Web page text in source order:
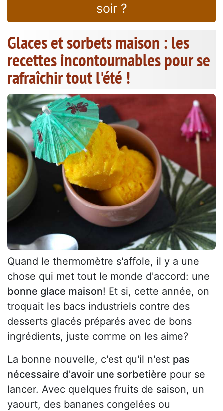
soir ?
Glaces et sorbets maison : les
recettes incontournables pour se
rafraîchir tout l'été !
Quand le thermomètre s'affole, il y a une
chose qui met tout le monde d'accord: une
bonne glace maison! Et si, cette année, on
troquait les bacs industriels contre des
desserts glacés préparés avec de bons
ingrédients, juste comme on les aime?
La bonne nouvelle, c'est qu'il n'est pas
nécessaire d'avoir une sorbetière pour se
lancer. Avec quelques fruits de saison, un
yaourt, des bananes congelées ou